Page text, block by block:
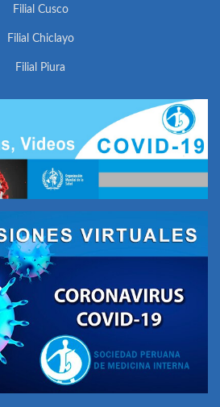
Filial Cusco
Filial Chiclayo
Filial Piura